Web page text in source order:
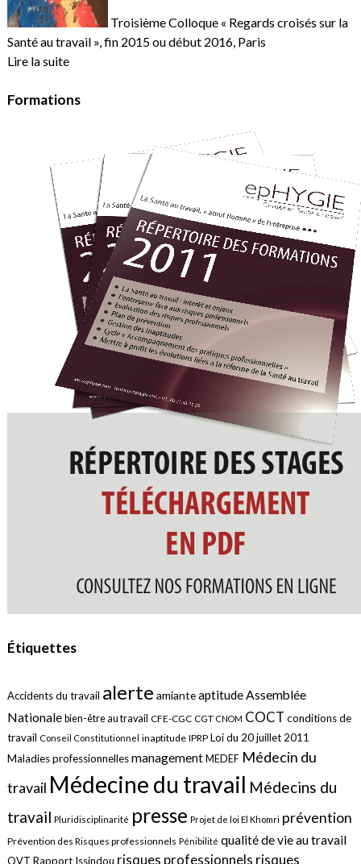
Troisième Colloque « Regards croisés sur la
Santé au travail », fin 2015 ou début 2016, Paris
Lire la suite
Formations
Étiquettes
Accidents du travail alerte amianteaptitude Assemblée
Nationale bien-être au travail CFE-CGC CGT CNOM COCT conditions de
travail Conseil Constitutionnel inaptitude IPRP Loi du 20 juillet 2011
Maladies professionnellesmanagement MEDEF Médecin du
travail Médecine du travail Médecins du
travail Pluridisciplinarité presse Projet de loi El Khomri prévention
Prévention des Risques professionnels Pénibilité qualité de vie au travail
QVT Rapport Issindou risques professionnels risques